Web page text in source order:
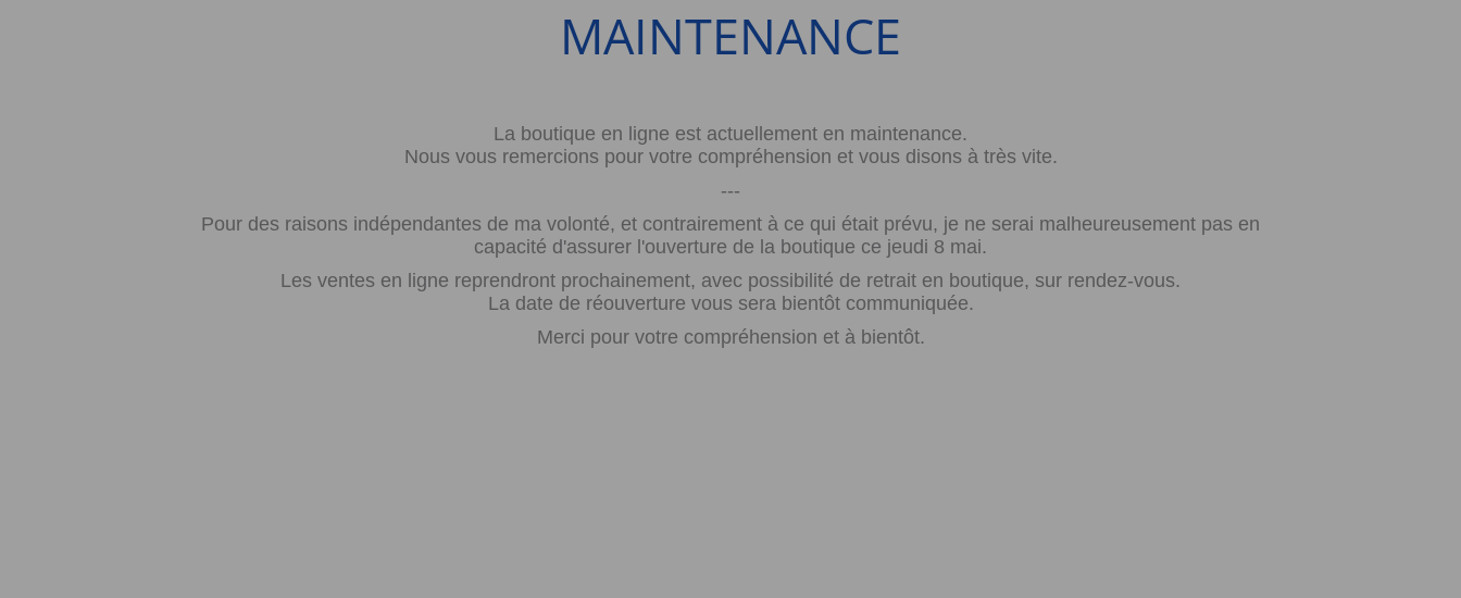
MAINTENANCE
La boutique en ligne est actuellement en maintenance.
Nous vous remercions pour votre compréhension et vous disons à très vite.
---
Pour des raisons indépendantes de ma volonté, et contrairement à ce qui était prévu, je ne serai malheureusement pas en
capacité d'assurer l'ouverture de la boutique ce jeudi 8 mai.
Les ventes en ligne reprendront prochainement, avec possibilité de retrait en boutique, sur rendez-vous.
La date de réouverture vous sera bientôt communiquée.
Merci pour votre compréhension et à bientôt.